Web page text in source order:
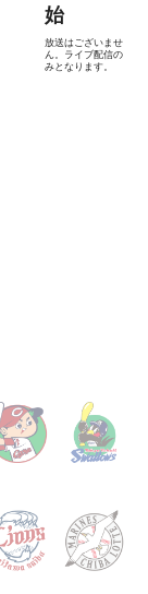
始
放送はございませ
ん。ライブ配信の
みとなります。